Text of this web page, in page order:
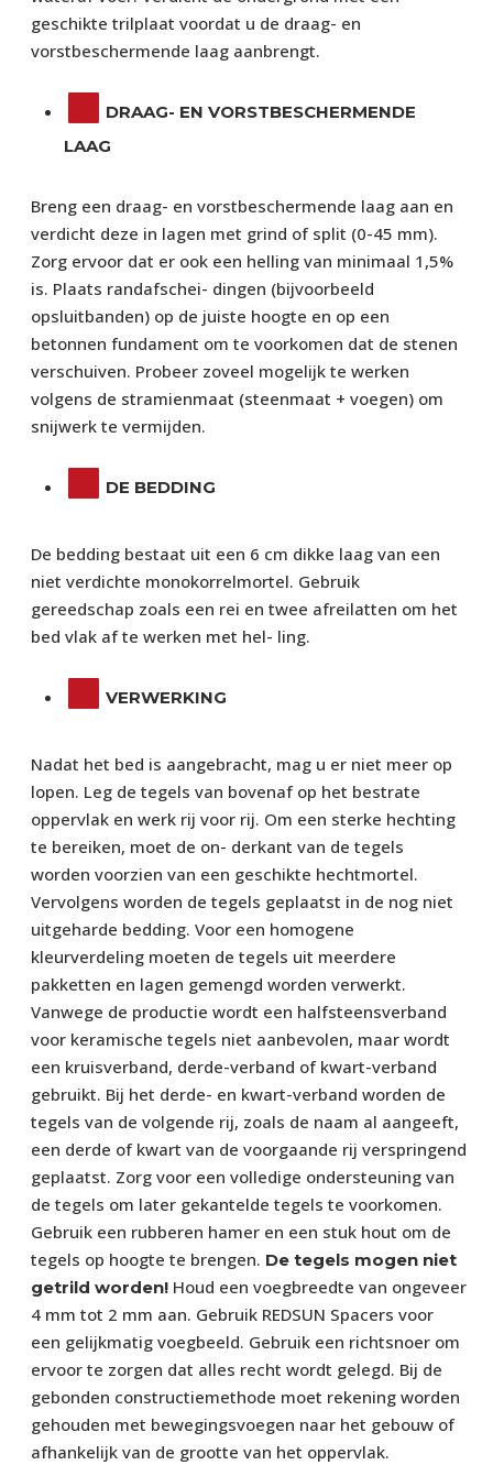
geschikte trilplaat voordat u de draag- en
vorstbeschermende laag aanbrengt.
DRAAG- EN VORSTBESCHERMENDE
LAAG
Breng een draag- en vorstbeschermende laag aan en
verdicht deze in lagen met grind of split (0-45 mm).
Zorg ervoor dat er ook een helling van minimaal 1,5%
is. Plaats randafschei- dingen (bijvoorbeeld
opsluitbanden) op de juiste hoogte en op een
betonnen fundament om te voorkomen dat de stenen
verschuiven. Probeer zoveel mogelijk te werken
volgens de stramienmaat (steenmaat + voegen) om
snijwerk te vermijden.
DE BEDDING
De bedding bestaat uit een 6 cm dikke laag van een
niet verdichte monokorrelmortel. Gebruik
gereedschap zoals een rei en twee afreilatten om het
bed vlak af te werken met hel- ling.
VERWERKING
Nadat het bed is aangebracht, mag u er niet meer op
lopen. Leg de tegels van bovenaf op het bestrate
oppervlak en werk rij voor rij. Om een sterke hechting
te bereiken, moet de on- derkant van de tegels
worden voorzien van een geschikte hechtmortel.
Vervolgens worden de tegels geplaatst in de nog niet
uitgeharde bedding. Voor een homogene
kleurverdeling moeten de tegels uit meerdere
pakketten en lagen gemengd worden verwerkt.
Vanwege de productie wordt een halfsteensverband
voor keramische tegels niet aanbevolen, maar wordt
een kruisverband, derde-verband of kwart-verband
gebruikt. Bij het derde- en kwart-verband worden de
tegels van de volgende rij, zoals de naam al aangeeft,
een derde of kwart van de voorgaande rij verspringend
geplaatst. Zorg voor een volledige ondersteuning van
de tegels om later gekantelde tegels te voorkomen.
Gebruik een rubberen hamer en een stuk hout om de
tegels op hoogte te brengen. De tegels mogen niet
getrild worden! Houd een voegbreedte van ongeveer
4 mm tot 2 mm aan. Gebruik REDSUN Spacers voor
een gelijkmatig voegbeeld. Gebruik een richtsnoer om
ervoor te zorgen dat alles recht wordt gelegd. Bij de
gebonden constructiemethode moet rekening worden
gehouden met bewegingsvoegen naar het gebouw of
afhankelijk van de grootte van het oppervlak.